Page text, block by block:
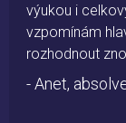
výukou i
vzpomínám
rozhodnout
- Anet,